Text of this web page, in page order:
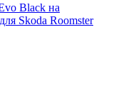
Black на
Skoda Roomster